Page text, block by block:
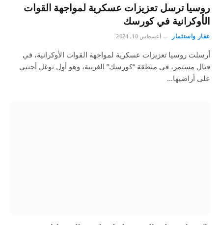
روسيا ترسل تعزيزات عسكرية لمواجهة القوات
الأوكرانية في كورسك
عقار واستثمار أغسطس 10, 2024
أرسلت روسيا تعزيزات عسكرية لمواجهة القوات الأوكرانية، في
قتال مستمر، في منطقة “كورسك” الغربية، وهو أول توغل أجنبي
على أراضيها…